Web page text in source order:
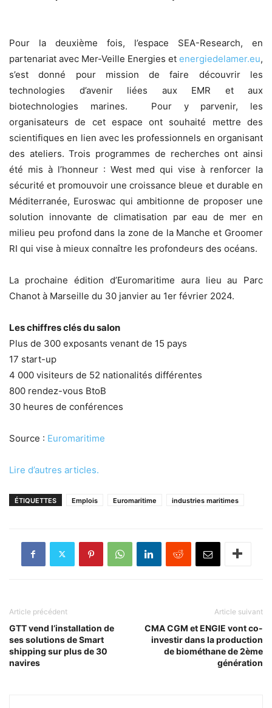
Pour la deuxième fois, l’espace SEA-Research, en
partenariat avec Mer-Veille Energies et energiedelamer.eu,
s’est donné pour mission de faire découvrir les
technologies d’avenir liées aux EMR et aux
biotechnologies marines. Pour y parvenir, les
organisateurs de cet espace ont souhaité mettre des
scientifiques en lien avec les professionnels en organisant
des ateliers. Trois programmes de recherches ont ainsi
été mis à l’honneur : West med qui vise à renforcer la
sécurité et promouvoir une croissance bleue et durable en
Méditerranée, Euroswac qui ambitionne de proposer une
solution innovante de climatisation par eau de mer en
milieu peu profond dans la zone de la Manche et Groomer
RI qui vise à mieux connaître les profondeurs des océans.
La prochaine édition d’Euromaritime aura lieu au Parc
Chanot à Marseille du 30 janvier au 1er février 2024.
Les chiffres clés du salon
Plus de 300 exposants venant de 15 pays
17 start-up
4 000 visiteurs de 52 nationalités différentes
800 rendez-vous BtoB
30 heures de conférences
Source : Euromaritime
Lire d’autres articles.
ÉTIQUETTES Emplois Euromaritime industries maritimes
Article précédent
GTT vend l’installation de
ses solutions de Smart
shipping sur plus de 30
navires
Article suivant
CMA CGM et ENGIE vont co-
investir dans la production
de biométhane de 2ème
génération